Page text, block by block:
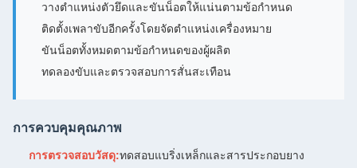
วางตำแหน่งตัวยึดและขันน็อตให้แน่นตามข้อกำหนด
ติดตั้งเพลาขับอีกครั้งโดยจัดตำแหน่งเครื่องหมาย
ขันน็อตทั้งหมดตามข้อกำหนดของผู้ผลิต
ทดลองขับและตรวจสอบการสั่นสะเทือน
การควบคุมคุณภาพ
การตรวจสอบวัสดุ:ทดสอบแบริ่งเหล็กและสารประกอบยาง